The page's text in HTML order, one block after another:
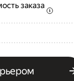
заказа